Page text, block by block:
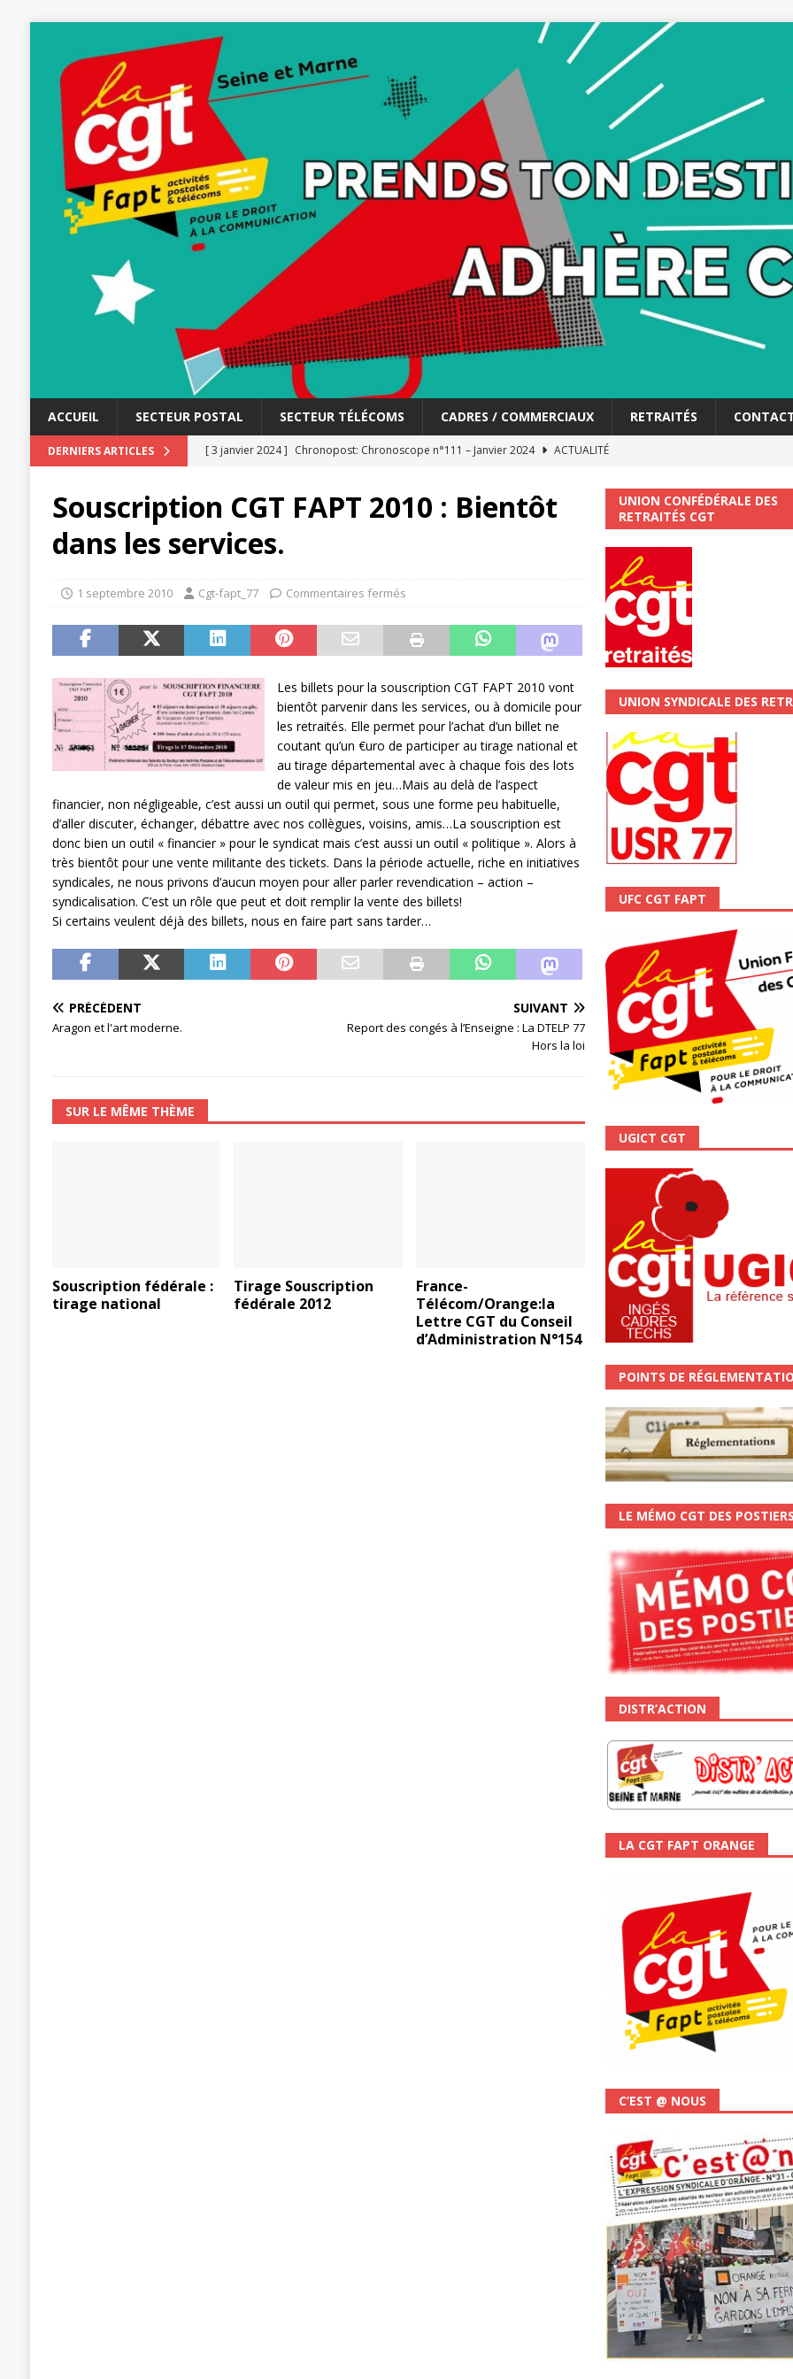
ACCUEIL SECTEUR POSTAL SECTEUR TÉLÉCOMS CADRES / COMMERCIAUX RETRAITÉS
DERNIERS ARTICLES [ 3 janvier 2024 ] Chronopost: Chronoscope n°111 – Janvier 2024
ACTUALITÉ
[ 20 novembre 2023 ]
ACTUALITÉ
[ 15 novembre 2023 ]
[ 3 avril 2026 ]
Mutuelle : encore des changements et…. des augmentations pour les salariéS !!!
POSTAL
[ 19 septembre 2025 ] La Poste -Projet de développement de la Direction Commerciale DDCE/Télévente :
SECTEUR POSTAL
[ 16 septembre 2025 ] La Poste – Activités Sociales et Culturelles : Un droit, pas un cadeau !
POSTAL
[ 11 septembre 2025 ] Chronopost – ChronoScope n°126
AUTRES TRACTS
[ 27 avril 2024 ] 1er MAI 2024 ACTUALITÉ
Souscription CGT FAPT 2010 : Bientôt
dans les services.
1 septembre 2010 Cgt-fapt_77 Commentaires fermés
Les billets pour la souscription CGT FAPT 2010 vont
bientôt parvenir dans les services, ou à domicile pour
les retraités. Elle permet pour l’achat d’un billet ne
coutant qu’un €uro de participer au tirage national et
au tirage départemental avec à chaque fois des lots
de valeur mis en jeu…Mais au delà de l’aspect
financier, non négligeable, c’est aussi un outil qui permet, sous une forme peu habituelle,
d’aller discuter, échanger, débattre avec nos collègues, voisins, amis…La souscription est
donc bien un outil « financier » pour le syndicat mais c’est aussi un outil « politique ». Alors à
très bientôt pour une vente militante des tickets. Dans la période actuelle, riche en initiatives
syndicales, ne nous privons d’aucun moyen pour aller parler revendication – action –
syndicalisation. C’est un rôle que peut et doit remplir la vente des billets!
Si certains veulent déjà des billets, nous en faire part sans tarder…
PRÉCÉDENT
Aragon et l'art moderne.
SUIVANT
Report des congés à l’Enseigne : La DTELP 77
Hors la loi
SUR LE MÊME THÈME
Souscription fédérale :
tirage national
Tirage Souscription
fédérale 2012
France-
Télécom/Orange:la
Lettre CGT du Conseil
d’Administration N°154
UNION CONFÉDÉRALE DES
RETRAITÉS CGT
UNION SYNDICALE DES
UFC CGT FAPT
UGICT CGT
POINTS DE
LE MÉMO CGT DES
DISTR’ACTION
LA CGT FAPT ORANGE
C’EST @ NOUS